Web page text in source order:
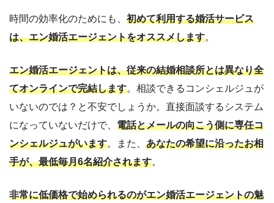
時間の効率化のためにも、 初めて利用する婚活サービス
は、エン婚活エージェントをオススメします。
エン婚活エージェントは、従来の結婚相談所とは異なり全
てオンラインで完結します。相談できるコンシェルジュが
いないのでは？と不安でしょうか。直接面談するシステム
になっていないだけで、 電話とメールの向こう側に専任コ
ンシェルジュがいます。また、 あなたの希望に沿ったお相
手が、最低毎月6名紹介されます。
非常に低価格で始められるのがエン婚活エージェントの魅